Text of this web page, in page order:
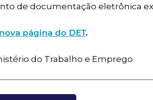
de documentação eletrônica
nova página do DET.
do Trabalho e Emprego